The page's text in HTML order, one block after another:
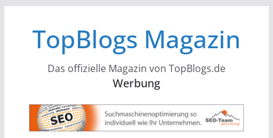
springenTopBlogs Magazin
Das offizielle Magazin von TopBlogs.de
Werbung